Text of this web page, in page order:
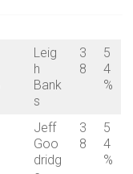
Leig
h
Bank
s
3
8
5
4
%
Jeff
Goo
dridg
3
8
5
4
%